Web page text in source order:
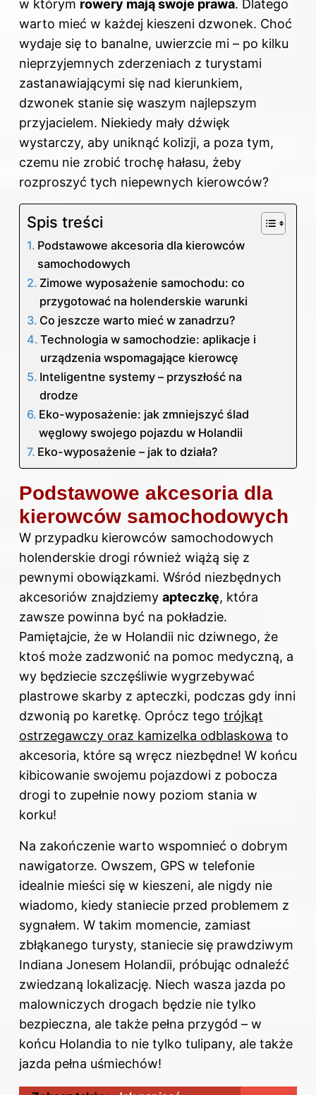
w którym rowery mają swoje prawa. Dlatego
warto mieć w każdej kieszeni dzwonek. Choć
wydaje się to banalne, uwierzcie mi – po kilku
nieprzyjemnych zderzeniach z turystami
zastanawiającymi się nad kierunkiem,
dzwonek stanie się waszym najlepszym
przyjacielem. Niekiedy mały dźwięk
wystarczy, aby uniknąć kolizji, a poza tym,
czemu nie zrobić trochę hałasu, żeby
rozproszyć tych niepewnych kierowców?
Spis treści
Podstawowe akcesoria dla kierowców
samochodowych
Zimowe wyposażenie samochodu: co
przygotować na holenderskie warunki
Co jeszcze warto mieć w zanadrzu?
Technologia w samochodzie: aplikacje i
urządzenia wspomagające kierowcę
Inteligentne systemy – przyszłość na
drodze
Eko-wyposażenie: jak zmniejszyć ślad
węglowy swojego pojazdu w Holandii
Eko-wyposażenie – jak to działa?
Podstawowe akcesoria dla
kierowców samochodowych
W przypadku kierowców samochodowych
holenderskie drogi również wiążą się z
pewnymi obowiązkami. Wśród niezbędnych
akcesoriów znajdziemy apteczkę, która
zawsze powinna być na pokładzie.
Pamiętajcie, że w Holandii nic dziwnego, że
ktoś może zadzwonić na pomoc medyczną, a
wy będziecie szczęśliwie wygrzebywać
plastrowe skarby z apteczki, podczas gdy inni
dzwonią po karetkę. Oprócz tego trójkąt
ostrzegawczy oraz kamizelka odblaskowa to
akcesoria, które są wręcz niezbędne! W końcu
kibicowanie swojemu pojazdowi z pobocza
drogi to zupełnie nowy poziom stania w
korku!
Na zakończenie warto wspomnieć o dobrym
nawigatorze. Owszem, GPS w telefonie
idealnie mieści się w kieszeni, ale nigdy nie
wiadomo, kiedy staniecie przed problemem z
sygnałem. W takim momencie, zamiast
zbłąkanego turysty, staniecie się prawdziwym
Indiana Jonesem Holandii, próbując odnaleźć
zwiedzaną lokalizację. Niech wasza jazda po
malowniczych drogach będzie nie tylko
bezpieczna, ale także pełna przygód – w
końcu Holandia to nie tylko tulipany, ale także
jazda pełna uśmiechów!